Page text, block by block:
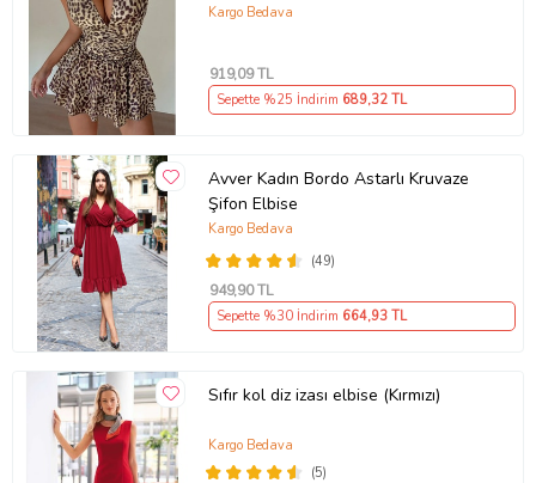
Kargo Bedava
919,09 TL
Sepette %25 İndirim 689,32 TL
Avver Kadın Bordo Astarlı Kruvaze
Şifon Elbise
(49)
Kargo Bedava
949,90 TL
Sepette %30 İndirim 664,93 TL
Sıfır kol diz izası elbise (Kırmızı)
(5)
Kargo Bedava